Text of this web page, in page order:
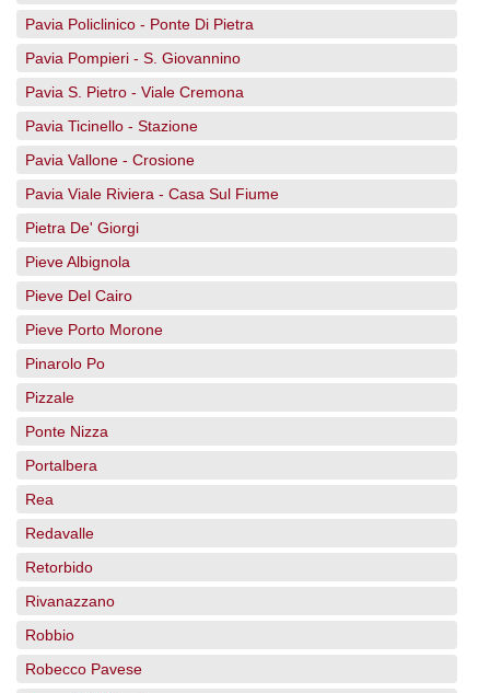
Pavia Policlinico - Ponte Di Pietra
Pavia Pompieri - S. Giovannino
Pavia S. Pietro - Viale Cremona
Pavia Ticinello - Stazione
Pavia Vallone - Crosione
Pavia Viale Riviera - Casa Sul Fiume
Pietra De' Giorgi
Pieve Albignola
Pieve Del Cairo
Pieve Porto Morone
Pinarolo Po
Pizzale
Ponte Nizza
Portalbera
Rea
Redavalle
Retorbido
Rivanazzano
Robbio
Robecco Pavese